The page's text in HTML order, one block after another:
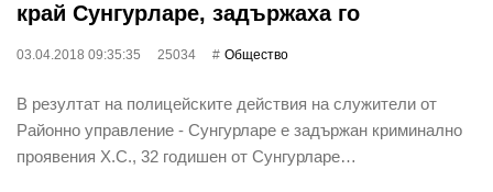
край Сунгурларе, задържаха го
03.04.2018 09:35:35 25034 Общество
В резултат на полицейските действия на служители от
Районно управление - Сунгурларе е задържан криминално
проявения Х.С., 32 годишен от Сунгурларе…